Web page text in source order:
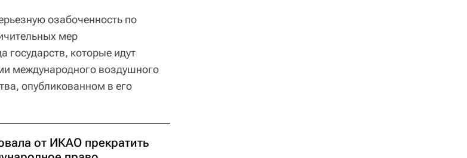
озабоченность по
мер
государств, которые идут
международного воздушного
опубликованном в его
от ИКАО прекратить